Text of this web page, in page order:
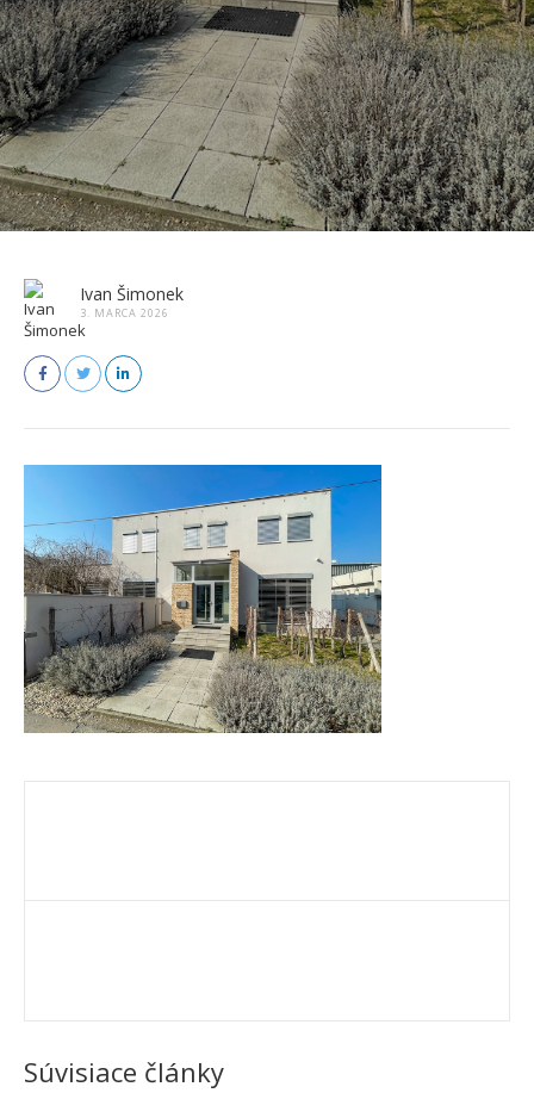
Ivan Šimonek
3. MARCA 2026
Súvisiace články